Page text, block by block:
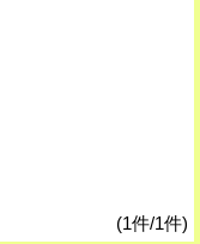
(1件/1件)